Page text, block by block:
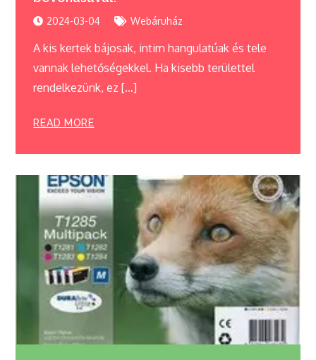
2024-03-04 Webáruház
A kis kertek bájosak, intim hangulatúak és tele
vannak lehetőségekkel. Ha kisebb területtel
rendelkezünk, ez […]
READ MORE